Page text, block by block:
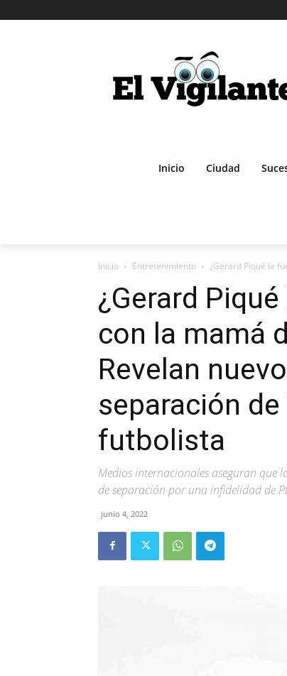
Inicio Ciudad
Inicio Entretenimiento ¿Gerard Piqué le
¿Gerard
con la mamá
Revelan
separación
futbolista
Medios internacionales aseguran que
de separación por una infidelidad de
junio 4, 2022